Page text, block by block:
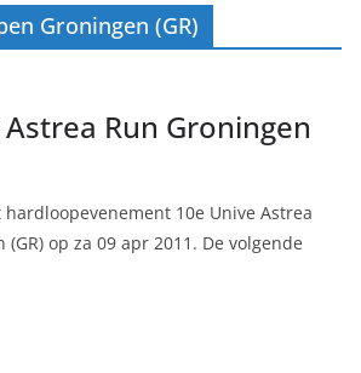
Groningen (GR)
Run Groningen
hardloopevenement 10e Unive Astrea
(GR) op za 09 apr 2011. De volgende